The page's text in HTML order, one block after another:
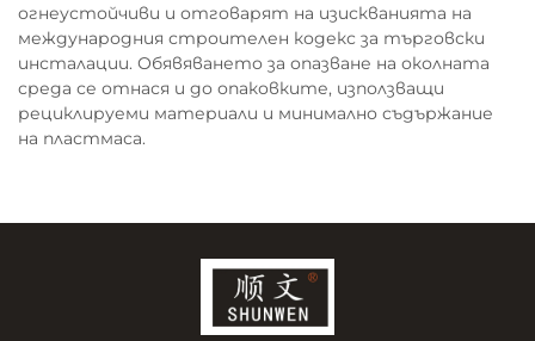
огнеустойчиви и отговарят на изискванията на
международния строителен кодекс за търговски
инсталации. Обявяването за опазване на околната
среда се отнася и до опаковките, използващи
рециклируеми материали и минимално съдържание
на пластмаса.